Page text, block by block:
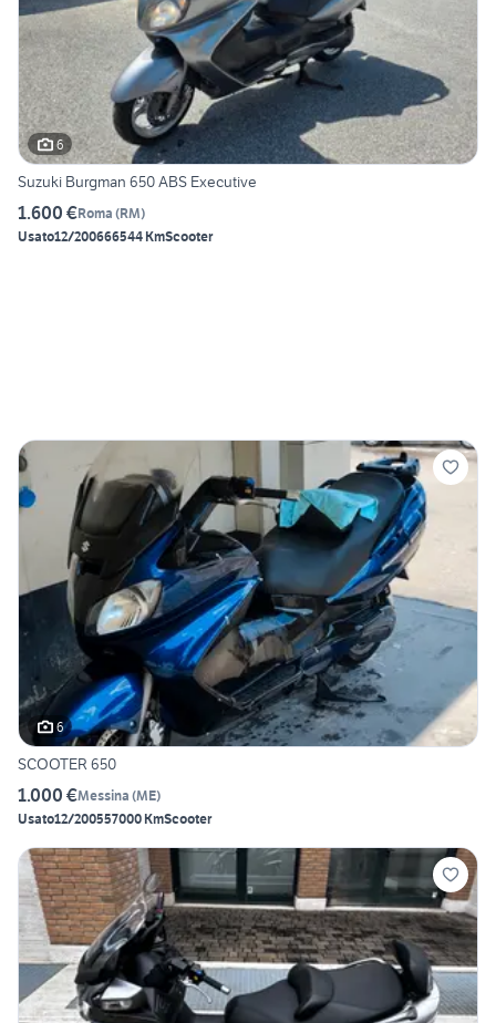
6
Suzuki Burgman 650 ABS Executive
1.600 €Roma (RM)
Usato12/200666544 KmScooter
6
SCOOTER 650
1.000 €Messina (ME)
Usato12/200557000 KmScooter